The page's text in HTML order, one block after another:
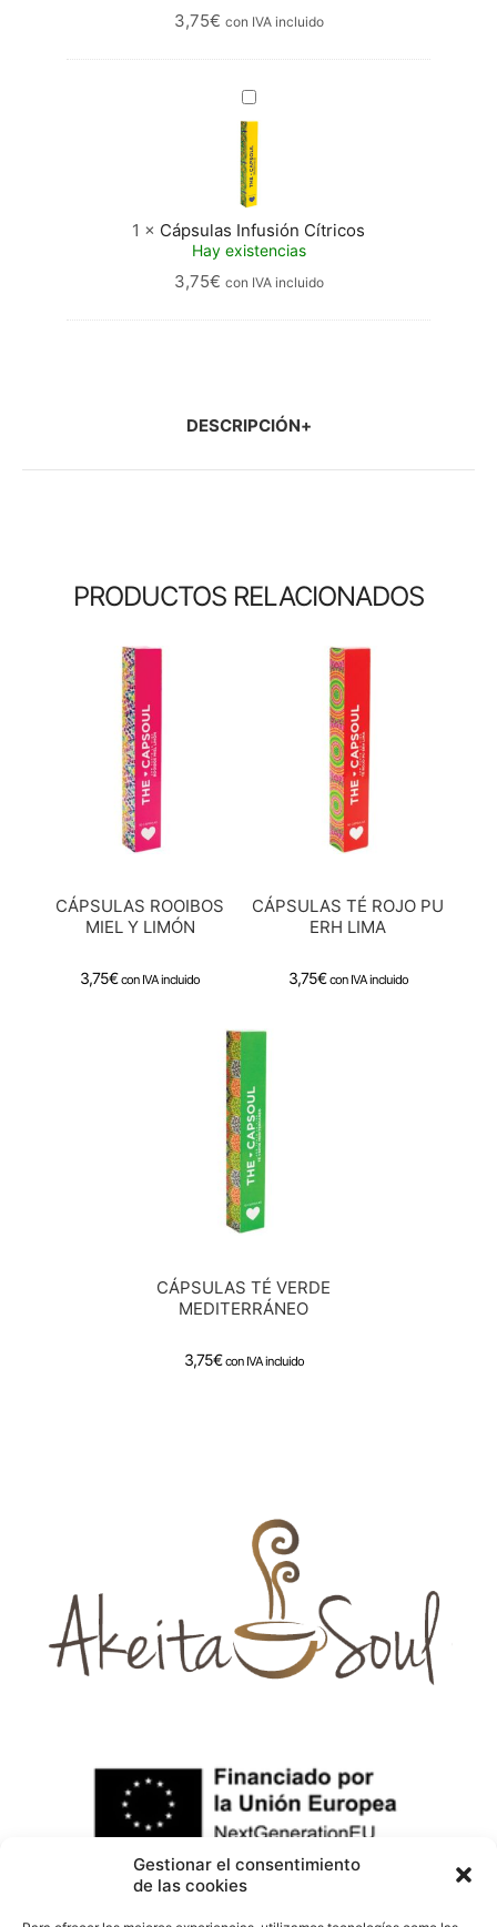
Gestionar el consentimiento
de las cookies
3,75€ con IVA incluido
Cápsulas
Infusión
Cítricos
1 × Cápsulas Infusión Cítricos
Hay existencias
3,75€ con IVA incluido
DESCRIPCIÓN
PRODUCTOS RELACIONADOS
CÁPSULAS ROOIBOS
MIEL Y LIMÓN
3,75€ con IVA incluido
CÁPSULAS TÉ ROJO PU
ERH LIMA
3,75€ con IVA incluido
CÁPSULAS TÉ VERDE
MEDITERRÁNEO
3,75€ con IVA incluido